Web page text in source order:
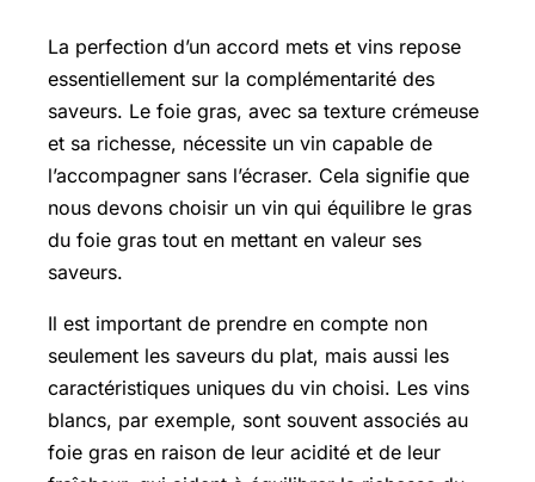
La perfection d’un accord mets et vins repose
essentiellement sur la complémentarité des
saveurs. Le foie gras, avec sa texture crémeuse
et sa richesse, nécessite un vin capable de
l’accompagner sans l’écraser. Cela signifie que
nous devons choisir un vin qui équilibre le gras
du foie gras tout en mettant en valeur ses
saveurs.
Il est important de prendre en compte non
seulement les saveurs du plat, mais aussi les
caractéristiques uniques du vin choisi. Les vins
blancs, par exemple, sont souvent associés au
foie gras en raison de leur acidité et de leur